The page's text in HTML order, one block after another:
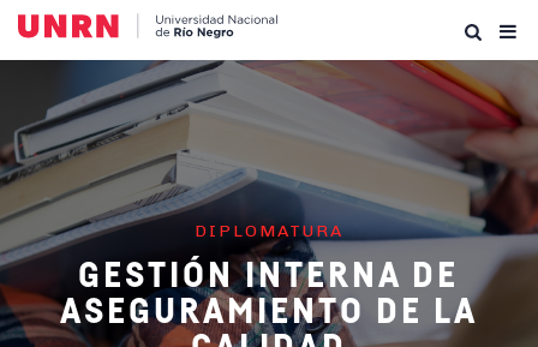
DIPLOMATURA
GESTIÓN INTERNA DE
ASEGURAMIENTO DE LA